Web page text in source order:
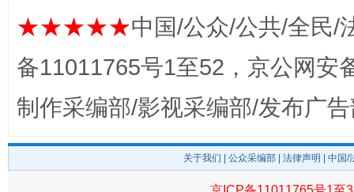
东山县通报“牛蛙产品抗生素超标问题” 法
★★★★★中国/公众/公共/全民/
备11011765号1至52，京公网安
制作采编部/影视采编部/发布广
关于我们 公众采编部 法律声明 | 中国